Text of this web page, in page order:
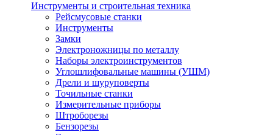
Инструменты и строительная техника
Рейсмусовые станки
Инструменты
Замки
Электроножницы по металлу
Наборы электроинструментов
Углошлифовальные машины (УШМ)
Дрели и шуруповерты
Точильные станки
Измерительные приборы
Штроборезы
Бензорезы